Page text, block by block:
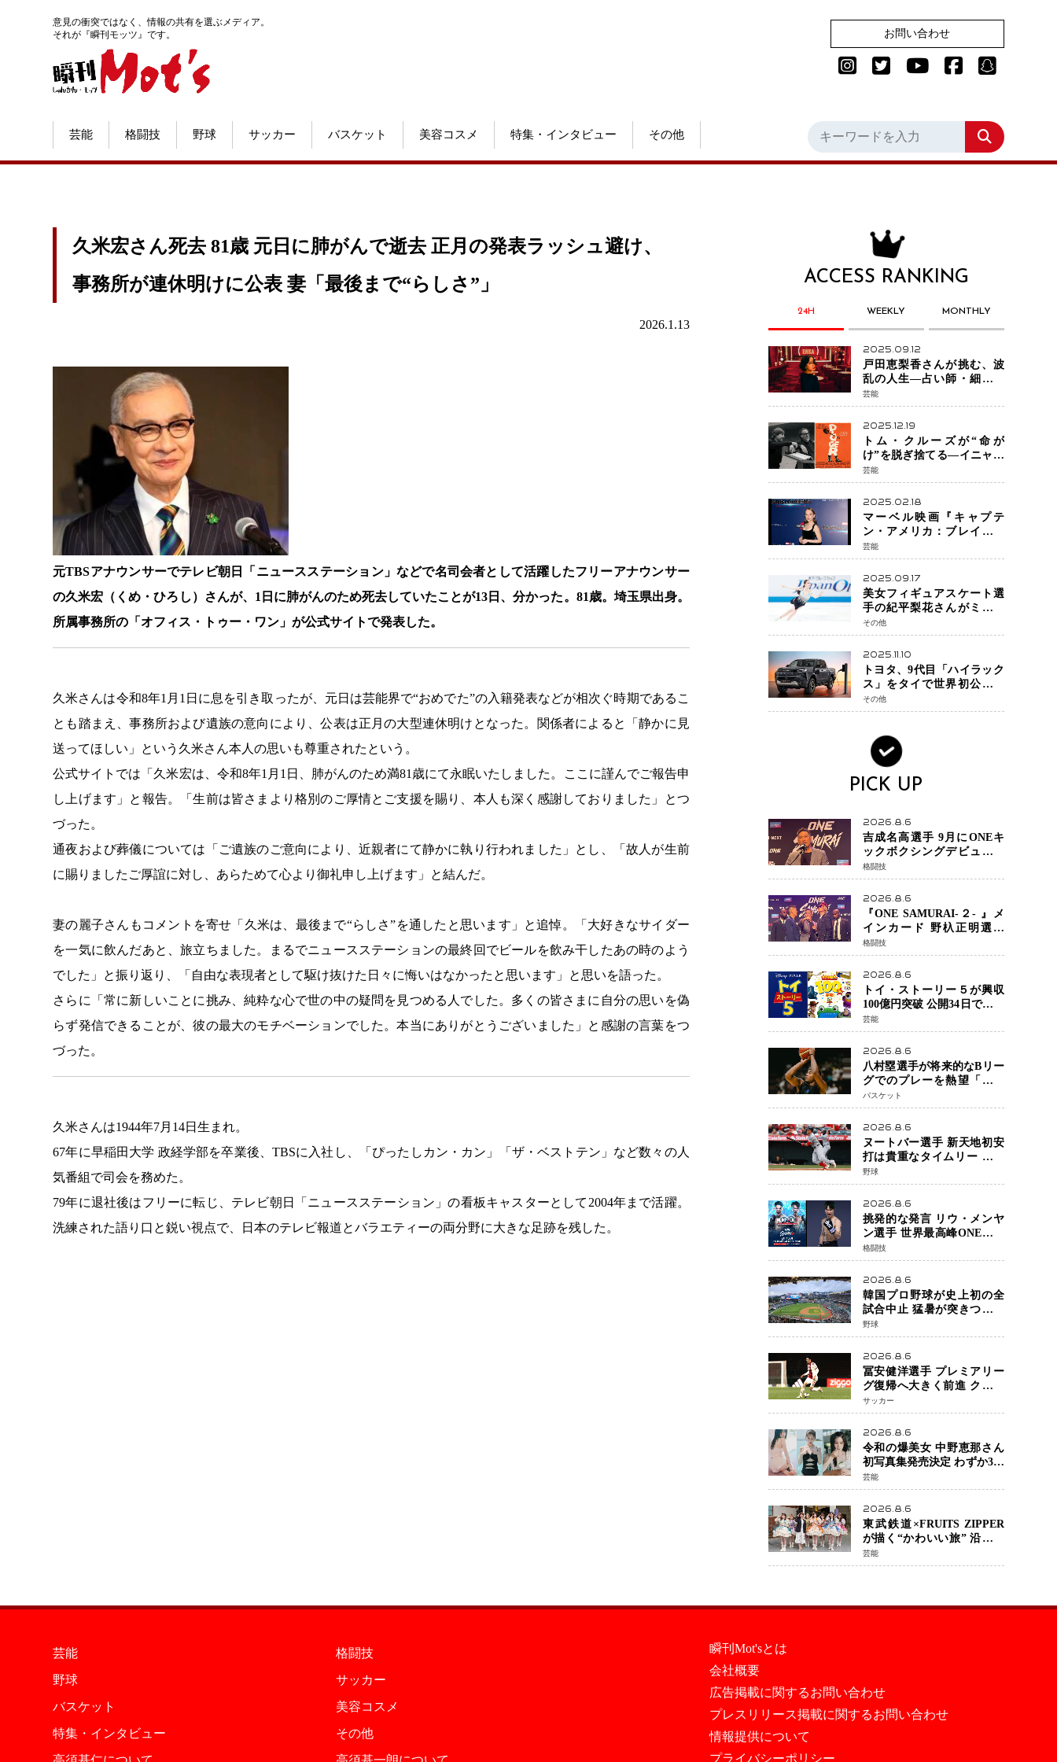
意見の衝突ではなく、情報の共有を選ぶメディア。
それが『瞬刊モッツ』です。
お問い合わせ
芸能 格闘技 野球 サッカー バスケット 美容コスメ 特集・インタビュー その他
久米宏さん死去 81歳 元日に肺がんで逝去 正月の発表ラッシュ避け、
事務所が連休明けに公表 妻「最後まで“らしさ”」
2026.1.13
元TBSアナウンサーでテレビ朝日「ニュースステーション」などで名司会者として活躍したフリーアナウンサー
の久米宏（くめ・ひろし）さんが、1日に肺がんのため死去していたことが13日、分かった。81歳。埼玉県出身。
所属事務所の「オフィス・トゥー・ワン」が公式サイトで発表した。
久米さんは令和8年1月1日に息を引き取ったが、元日は芸能界で“おめでた”の入籍発表などが相次ぐ時期であるこ
とも踏まえ、事務所および遺族の意向により、公表は正月の大型連休明けとなった。関係者によると「静かに見
送ってほしい」という久米さん本人の思いも尊重されたという。
公式サイトでは「久米宏は、令和8年1月1日、肺がんのため満81歳にて永眠いたしました。ここに謹んでご報告申
し上げます」と報告。「生前は皆さまより格別のご厚情とご支援を賜り、本人も深く感謝しておりました」とつ
づった。
通夜および葬儀については「ご遺族のご意向により、近親者にて静かに執り行われました」とし、「故人が生前
に賜りましたご厚誼に対し、あらためて心より御礼申し上げます」と結んだ。
妻の麗子さんもコメントを寄せ「久米は、最後まで“らしさ”を通したと思います」と追悼。「大好きなサイダー
を一気に飲んだあと、旅立ちました。まるでニュースステーションの最終回でビールを飲み干したあの時のよう
でした」と振り返り、「自由な表現者として駆け抜けた日々に悔いはなかったと思います」と思いを語った。
さらに「常に新しいことに挑み、純粋な心で世の中の疑問を見つめる人でした。多くの皆さまに自分の思いを偽
らず発信できることが、彼の最大のモチベーションでした。本当にありがとうございました」と感謝の言葉をつ
づった。
久米さんは1944年7月14日生まれ。
67年に早稲田大学 政経学部を卒業後、TBSに入社し、「ぴったしカン・カン」「ザ・ベストテン」など数々の人
気番組で司会を務めた。
79年に退社後はフリーに転じ、テレビ朝日「ニュースステーション」の看板キャスターとして2004年まで活躍。
洗練された語り口と鋭い視点で、日本のテレビ報道とバラエティーの両分野に大きな足跡を残した。
ACCESS RANKING
24H WEEKLY MONTHLY
2025.09.12
戸田恵梨香さんが挑む、波
乱の人生―占い師・細木数
子をNetflixで実写化
芸能
2025.12.19
トム・クルーズが“命が
け”を脱ぎ捨てる―イニャリ
トゥ監督と挑む前代未聞の
大惨事コメディ「DIGGER
ディガー」始動
芸能
2025.02.18
マーベル映画『キャプテ
ン・アメリカ：ブレイブ・
ニュー・ワールド』 新ブラ
ック・ウィドウ役のシラ・
ハースとは！？
芸能
2025.09.17
美女フィギュアスケート選
手の紀平梨花さんがミラノ
五輪出場断念 中部選手権欠
場を発表「安全最優先の判
断」
その他
2025.11.10
トヨタ、9代目「ハイラック
ス」をタイで世界初公開
電動化戦略の象徴となる
BEVモデルを初設定
その他
PICK UP
2026.8.6
吉成名高選手 9月にONEキ
ックボクシングデビュー決
定 チャトリCEOがサプライ
ズ発表 2カ月連続参戦へ
格闘技
2026.8.6
『ONE SAMURAI-２- 』メ
インカード 野杁正明選手
「彼を倒して勝つ」 リウ・
メンヤンとの因縁に決着へ
再起を懸けたONEフェザー
級トーナメント初戦
格闘技
2026.8.6
トイ・ストーリー５が興収
100億円突破 公開34日でピク
サー作品 史上最速 日本歴代
シリーズ最高更新も目前
芸能
2026.8.6
八村塁選手が将来的なBリー
グでのプレーを熱望「一つ
の夢ですね」スター帰還が
リーグ価値を押し上げる可
能性
バスケット
2026.8.6
ヌートバー選手 新天地初安
打は貴重なタイムリー 本拠
地ファンが大歓声 笑顔で歓
喜
野球
2026.8.6
挑発的な発言 リウ・メンヤ
ン選手 世界最高峰ONEで浮
き彫りになる 日本キックボ
クシングが直面する“技術
戦”の現在地
格闘技
2026.8.6
韓国プロ野球が史上初の全
試合中止 猛暑が突きつけた
「屋外スポーツの限界」 日
本発のドーム型施設時代へ
野球
2026.8.6
冨安健洋選手 プレミアリー
グ復帰へ大きく前進 クリス
タルパレス加入目前 メディ
カルチェックも通過
サッカー
2026.8.6
令和の爆美女 中野恵那さん
初写真集発売決定 わずか3日
で2560万インプレッション
を記録した話題の美貌を凝
縮
芸能
2026.8.6
東武鉄道×FRUITS ZIPPER
が描く“かわいい旅” 沿線を
舞台にした「TOBU KAWAII
PROJECT」が開幕
芸能
芸能
格闘技
野球
サッカー
バスケット
美容コスメ
特集・インタビュー
その他
瞬刊Mot'sとは
会社概要
広告掲載に関するお問い合わせ
プレスリリース掲載に関するお問い合わせ
情報提供について
プライバシーポリシー